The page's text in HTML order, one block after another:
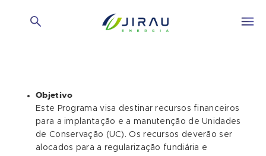
Objetivo
Este Programa visa destinar recursos financeiros
para a implantação e a manutenção de Unidades
de Conservação (UC). Os recursos deverão ser
alocados para a regularização fundiária e